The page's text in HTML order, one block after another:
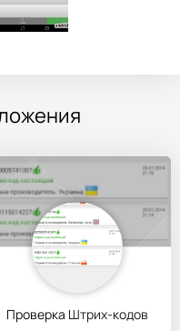
Проверка Штрих-кодов